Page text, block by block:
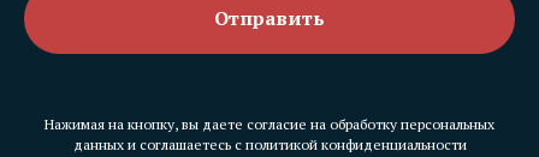
Отправить
Нажимая на кнопку, вы даете согласие на обработку персональных
данных и соглашаетесь c политикой конфиденциальности